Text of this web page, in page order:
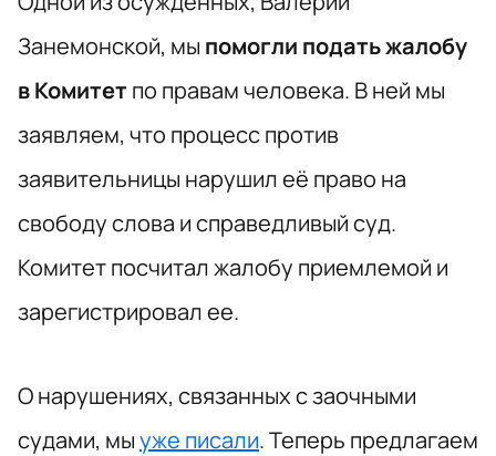
Занемонской, мы помогли подать жалобу
в Комитетпо правам человека. В ней мы
заявляем, что процесс против
заявительницы нарушил её право на
свободу слова и справедливый суд.
Комитет посчитал жалобу приемлемой и
зарегистрировал ее.
О нарушениях, связанных с заочными
судами, мыуже писали. Теперь предлагаем